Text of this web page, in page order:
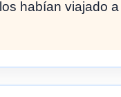
habían viajado a